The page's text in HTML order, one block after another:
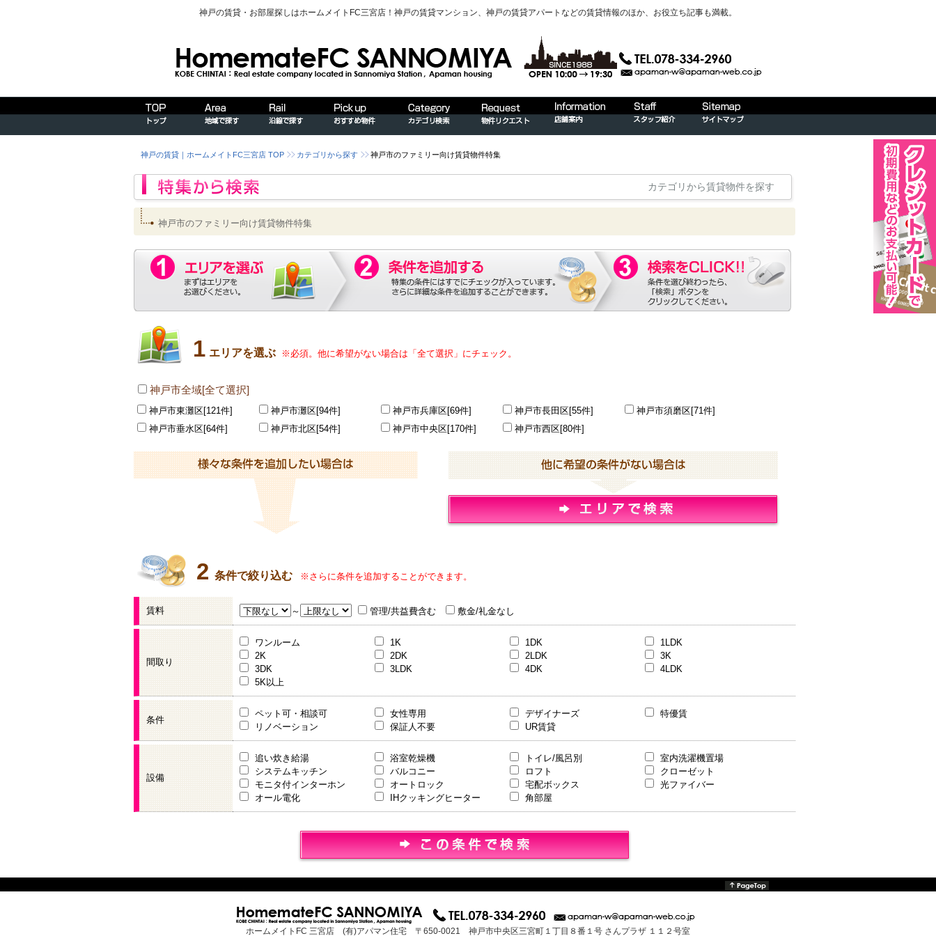
神戸の賃貸・お部屋探しはホームメイトFC三宮店！神戸の賃貸マンション、神戸の賃貸アパートなどの賃貸情報のほか、お役立ち記事も満載。
神戸の賃貸｜ホームメイトFC三宮店 TOP カテゴリから探す 神戸市のファミリー向け賃貸物件特集
カテゴリから賃貸物件を探す
神戸市のファミリー向け賃貸物件特集
1 エリアを選ぶ ※必須。他に希望がない場合は「全て選択」にチェック。
神戸市全域[全て選択]
神戸市東灘区[121件] 神戸市灘区[94件] 神戸市兵庫区[69件] 神戸市長田区[55件]
神戸市須磨区[71件]
神戸市垂水区[64件]
神戸市北区[54件] 神戸市中央区[170件] 神戸市西区[80件]
2 条件で絞り込む ※さらに条件を追加することができます。
賃料 ～ 管理/共益費含む 敷金/礼金なし
間取り
ワンルーム 1K 1DK
1LDK
2K
2DK 2LDK
3K
3DK
3LDK 4DK
4LDK
5K以上
条件
ペット可・相談可 女性専用 デザイナーズ
特優賃
リノベーション
保証人不要 UR賃貸
設備
追い炊き給湯 浴室乾燥機 トイレ/風呂別
室内洗濯機置場
システムキッチン
バルコニー ロフト
クローゼット
モニタ付インターホン
オートロック 宅配ボックス
光ファイバー
オール電化
IHクッキングヒーター 角部屋
ホームメイトFC 三宮店 (有)アパマン住宅 〒650-0021 神戸市中央区三宮町１丁目８番１号 さんプラザ １１２号室